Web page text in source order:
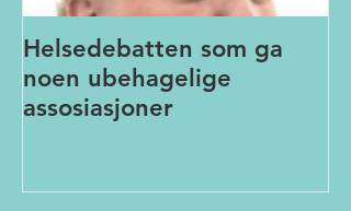
Helsedebatten som ga
noen ubehagelige
assosiasjoner